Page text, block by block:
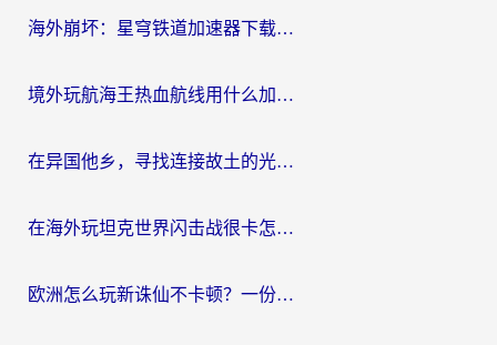
海外崩坏：星穹铁道加速器下载安装：一份给游子的终极网络指南
境外玩航海王热血航线用什么加速器？2026海外玩家实测最优方案（附欧洲问道堡垒前线加速技巧）
在异国他乡，寻找连接故土的光明大陆免费加速器
在海外玩坦克世界闪击战很卡怎么办？老玩家亲测有效的加速器选择指南
欧洲怎么玩新诛仙不卡顿？一份给海外游子的国服游戏畅玩指南